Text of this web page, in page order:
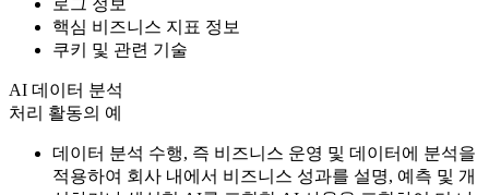
로그 정보
핵심 비즈니스 지표 정보
쿠키 및 관련 기술
AI 데이터 분석
처리 활동의 예
데이터 분석 수행, 즉 비즈니스 운영 및 데이터에 분석을
적용하여 회사 내에서 비즈니스 성과를 설명, 예측 및 개